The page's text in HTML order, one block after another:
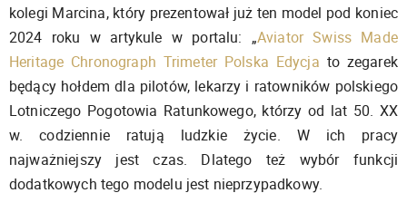
kolegi Marcina, który prezentował już ten model pod koniec
2024 roku w artykule w portalu: „Aviator Swiss Made
Heritage Chronograph Trimeter Polska Edycja to zegarek
będący hołdem dla pilotów, lekarzy i ratowników polskiego
Lotniczego Pogotowia Ratunkowego, którzy od lat 50. XX
w. codziennie ratują ludzkie życie. W ich pracy
najważniejszy jest czas. Dlatego też wybór funkcji
dodatkowych tego modelu jest nieprzypadkowy.